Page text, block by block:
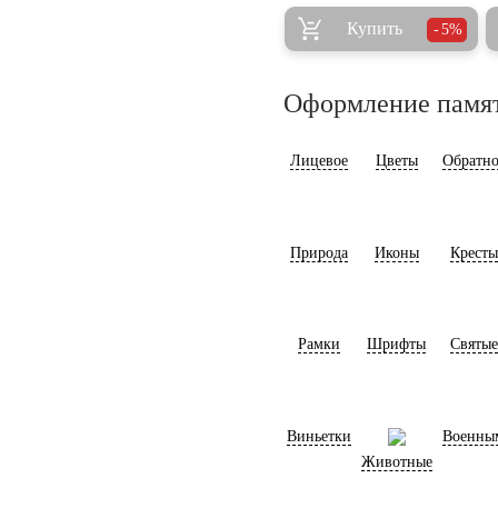
Купить 5%
Оформление
Лицевое Цветы
Природа Иконы Кресты
Рамки Шрифты Святые
Виньетки
Животные